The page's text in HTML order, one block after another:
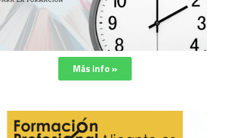
Más info »